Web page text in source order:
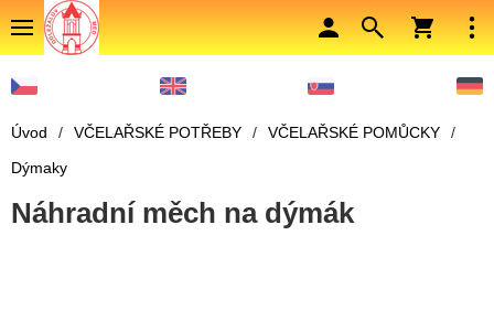
Úvod / VČELAŘSKÉ POTŘEBY / VČELAŘSKÉ POMŮCKY
/
Dýmaky
Náhradní měch na dýmák